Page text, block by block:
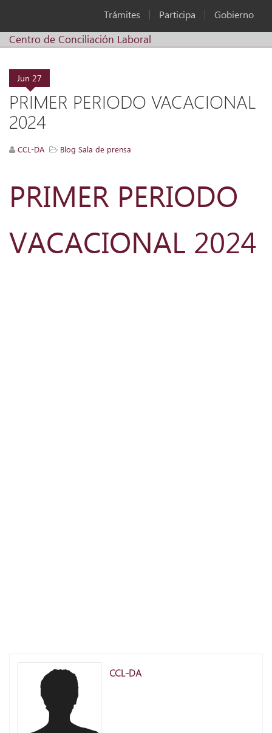
Trámites Participa Gobierno
Centro de Conciliación Laboral
Jun 27
PRIMER PERIODO VACACIONAL
2024
CCL-DA Blog Sala de prensa
PRIMER PERIODO
VACACIONAL 2024
CCL-DA